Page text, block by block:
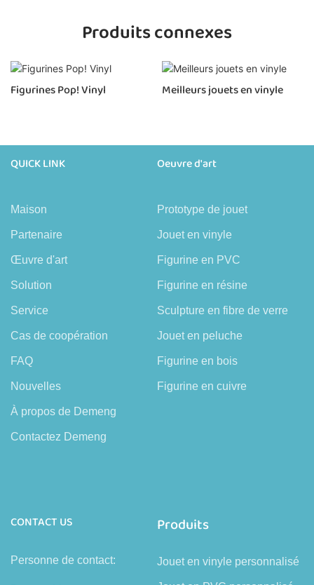
Produits connexes
Figurines Pop! Vinyl Meilleurs jouets en vinyle
QUICK LINK
Maison
Partenaire
Œuvre d'art
Solution
Service
Cas de coopération
FAQ
Nouvelles
À propos de Demeng
Contactez Demeng
Oeuvre d'art
Prototype de jouet
Jouet en vinyle
Figurine en PVC
Figurine en résine
Sculpture en fibre de verre
Jouet en peluche
Figurine en bois
Figurine en cuivre
CONTACT US
Personne de contact:
Produits
Jouet en vinyle personnalisé